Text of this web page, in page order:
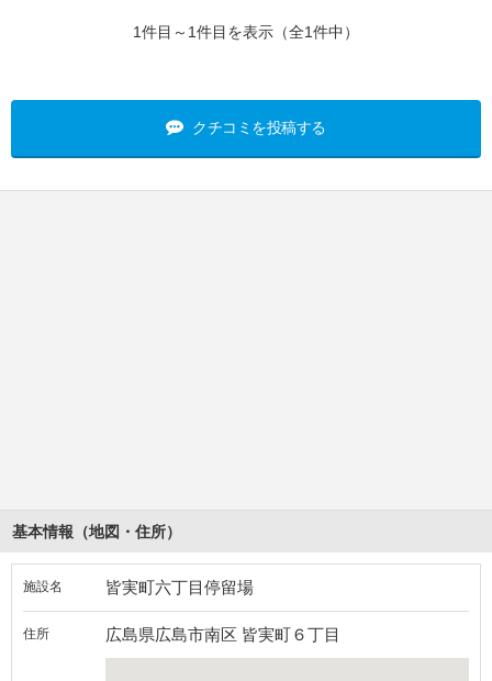
1件目～1件目を表示（全1件中）
クチコミを投稿する
基本情報（地図・住所）
施設名 皆実町六丁目停留場
住所 広島県広島市南区 皆実町６丁目